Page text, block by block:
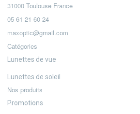
31000 Toulouse France
05 61 21 60 24
maxoptic@gmail.com
Catégories
Lunettes de vue
Lunettes de soleil
Nos produits
Promotions